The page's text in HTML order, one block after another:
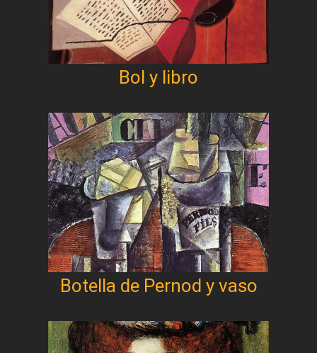
Bol y libro
Botella de Pernod y vaso